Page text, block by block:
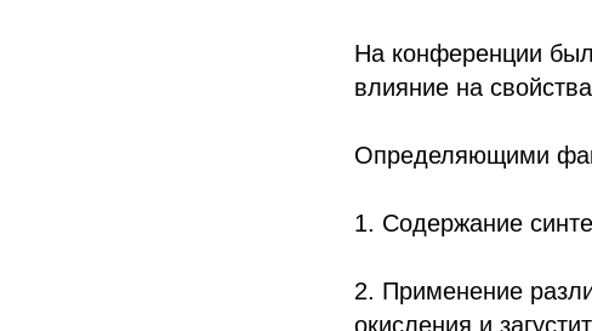
На конференции
влияние на
Определяющими
1. Содержание
2. Применение
окисления и